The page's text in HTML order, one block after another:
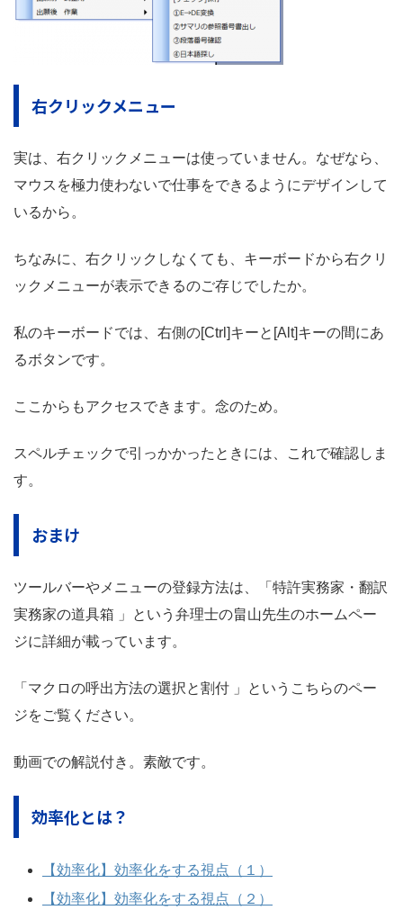
右クリックメニュー
実は、右クリックメニューは使っていません。なぜなら、
マウスを極力使わないで仕事をできるようにデザインして
いるから。
ちなみに、右クリックしなくても、キーボードから右クリ
ックメニューが表示できるのご存じでしたか。
私のキーボードでは、右側の[Ctrl]キーと[Alt]キーの間にあ
るボタンです。
ここからもアクセスできます。念のため。
スペルチェックで引っかかったときには、これで確認しま
す。
おまけ
ツールバーやメニューの登録方法は、「特許実務家・翻訳
実務家の道具箱 」という弁理士の畠山先生のホームペー
ジに詳細が載っています。
「マクロの呼出方法の選択と割付 」というこちらのペー
ジをご覧ください。
動画での解説付き。素敵です。
効率化とは？
【効率化】効率化をする視点（１）
【効率化】効率化をする視点（２）